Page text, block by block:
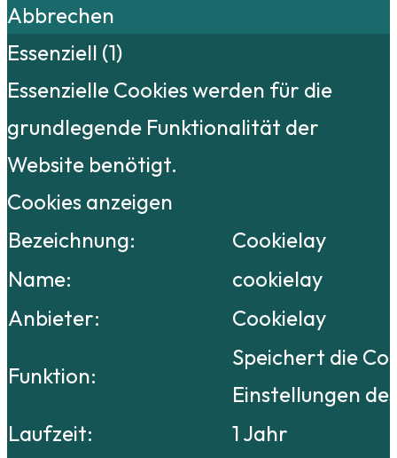
Abbrechen
Essenziell (1)
Essenzielle Cookies werden für die
grundlegende Funktionalität der
Website benötigt.
Cookies anzeigen
Bezeichnung:
Cookielay
Name:
cookielay
Anbieter:
Cookielay
Funktion:
Speichert die
Einstellungen
Laufzeit:
1 Jahr